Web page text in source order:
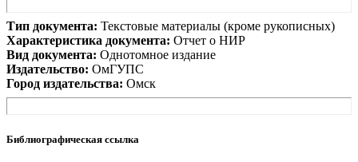
Тип документа: Текстовые материалы (кроме рукописных)
Характеристика документа: Отчет о НИР
Вид документа: Однотомное издание
Издательство: ОмГУПС
Город издательства: Омск
Библиографическая ссылка